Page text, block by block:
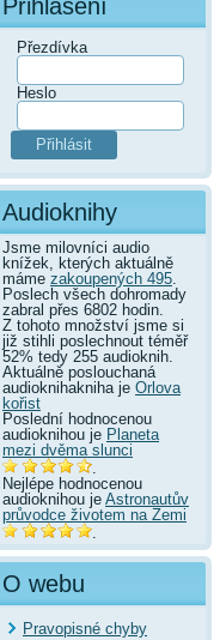
Přihlášení
Přezdívka
Heslo
Audioknihy
Jsme milovníci audio
knížek, kterých aktuálně
máme zakoupených 495
Poslech všech dohromady
zabral přes 6802 hodin.
Z tohoto množství jsme si
již stihli poslechnout téměř
52% tedy 255 audioknih.
Aktuálně poslouchaná
audioknihakniha je Orlova
kořist
Poslední hodnocenou
audioknihou je Planeta
mezi dvěma slunci
Nejlépe hodnocenou
audioknihou je Astronautův
průvodce životem na Zemi
O webu
Pravopisné chyby